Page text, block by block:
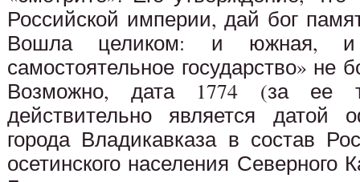
Российской империи, дай бог
Вошла целиком: и южная, и
самостоятельное государство»
Возможно, дата 1774 (за ее
действительно является датой
города Владикавказа в состав
осетинского населения Северного